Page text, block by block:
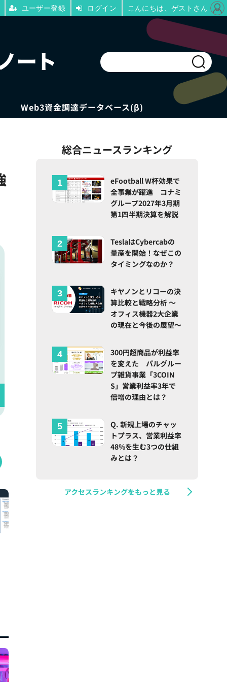
Web3資金調達データベース(β)
総合ニュースランキング
eFootball W杯効果で
全事業が躍進 コナミ
グループ2027年3月期
第1四半期決算を解説
TeslaはCybercabの
量産を開始！なぜこの
タイミングなのか？
キヤノンとリコーの決
算比較と戦略分析 ～
オフィス機器2大企業
の現在と今後の展望～
300円超商品が利益率
を変えた パルグルー
プ雑貨事業「3COIN
S」営業利益率3年で
倍増の理由とは？
Q. 新規上場のチャッ
トプラス、営業利益率
48%を生む3つの仕組
みとは？
アクセスランキングをもっと見る
ユーザー登録 ログイン こんにちは、ゲストさん